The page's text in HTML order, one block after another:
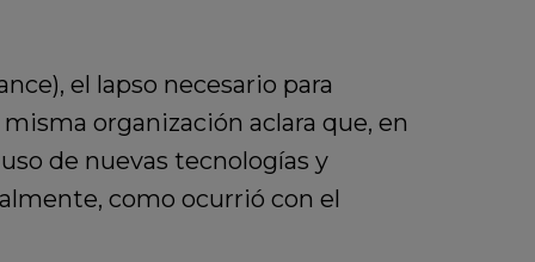
el lapso necesario para
organización aclara que, en
de nuevas tecnologías y
como ocurrió con el